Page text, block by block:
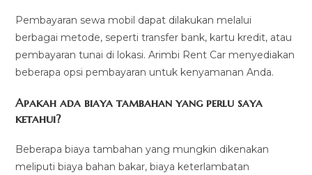
Pembayaran sewa mobil dapat dilakukan melalui
berbagai metode, seperti transfer bank, kartu kredit, atau
pembayaran tunai di lokasi. Arimbi Rent Car menyediakan
beberapa opsi pembayaran untuk kenyamanan Anda.
Apakah ada biaya tambahan yang perlu saya
ketahui?
Beberapa biaya tambahan yang mungkin dikenakan
meliputi biaya bahan bakar, biaya keterlambatan